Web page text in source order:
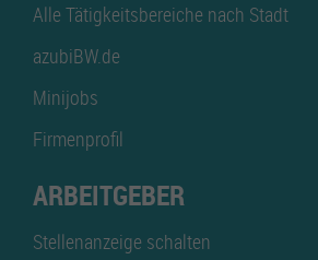
Alle Tätigkeitsbereiche nach Stadt
azubiBW.de
Minijobs
Firmenprofil
ARBEITGEBER
Stellenanzeige schalten